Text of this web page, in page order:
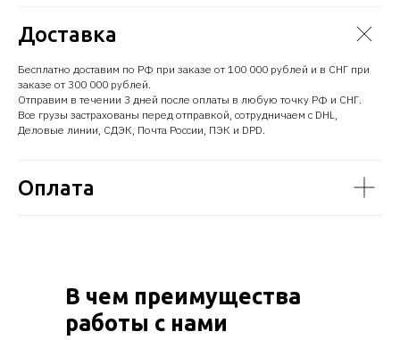
Доставка
Бесплатно доставим по РФ при заказе от 100 000 рублей и в СНГ при
заказе от 300 000 рублей.
Отправим в течении 3 дней после оплаты в любую точку РФ и СНГ.
Все грузы застрахованы перед отправкой, сотрудничаем с DHL,
Деловые линии, СДЭК, Почта России, ПЭК и DPD.
Оплата
В чем преимущества
работы с нами